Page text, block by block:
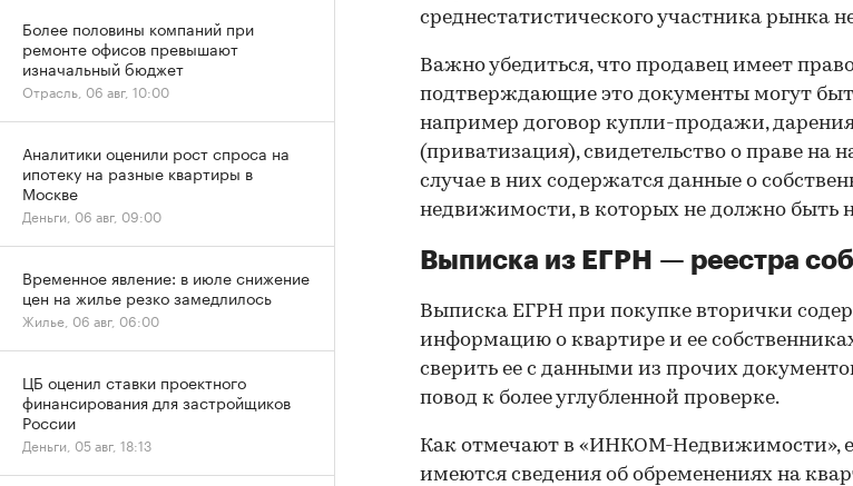
среднестатистического участника рынка
Важно убедиться, что продавец имеет
подтверждающие это документы могут
например договор купли-продажи,
(приватизация), свидетельство о праве на
случае в них содержатся данные о
недвижимости, в которых не должно быть
Выписка из ЕГРН — реестра
Выписка ЕГРН при покупке вторички
информацию о квартире и ее
сверить ее с данными из прочих
повод к более углубленной проверке.
Как отмечают в «ИНКОМ-Недвижимости»,
имеются сведения об обременениях на
Более половины компаний при
ремонте офисов превышают
изначальный бюджет
Отрасль, 06 авг, 10:00
Аналитики оценили рост спроса на
ипотеку на разные квартиры в
Москве
Деньги, 06 авг, 09:00
Временное явление: в июле снижение
цен на жилье резко замедлилось
Жилье, 06 авг, 06:00
ЦБ оценил ставки проектного
финансирования для застройщиков
России
Деньги, 05 авг, 18:13